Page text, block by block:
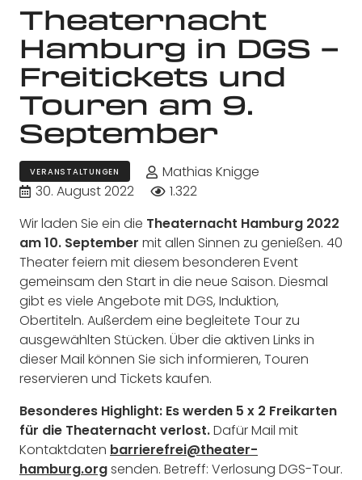
Theaternacht
Hamburg in DGS –
Freitickets und
Touren am 9.
September
VERANSTALTUNGEN
Mathias Knigge
30. August 2022
1.322
Wir laden Sie ein die Theaternacht Hamburg 2022
am 10. September mit allen Sinnen zu genießen. 40
Theater feiern mit diesem besonderen Event
gemeinsam den Start in die neue Saison. Diesmal
gibt es viele Angebote mit DGS, Induktion,
Obertiteln. Außerdem eine begleitete Tour zu
ausgewählten Stücken. Über die aktiven Links in
dieser Mail können Sie sich informieren, Touren
reservieren und Tickets kaufen.
Besonderes Highlight: Es werden 5 x 2 Freikarten
für die Theaternacht verlost.Dafür Mail mit
Kontaktdaten barrierefrei@theater-
hamburg.orgsenden. Betreff: Verlosung DGS-Tour.